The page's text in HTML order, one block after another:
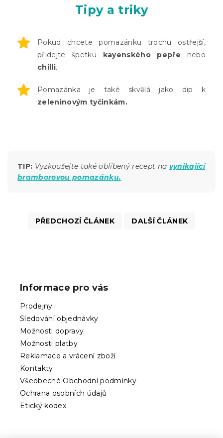
Tipy a triky
Pokud chcete pomazánku trochu ostřejší,
přidejte špetku kayenského pepře nebo
chilli.
Pomazánka je také skvělá jako dip k
zeleninovým tyčinkám.
TIP: Vyzkoušejte také oblíbený recept na vynikající
bramborovou pomazánku.
PŘEDCHOZÍ ČLÁNEK DALŠÍ ČLÁNEK
Informace pro vás
Prodejny
Sledování objednávky
Možnosti dopravy
Možnosti platby
Reklamace a vrácení zboží
Kontakty
Všeobecné Obchodní podmínky
Ochrana osobních údajů
Etický kodex